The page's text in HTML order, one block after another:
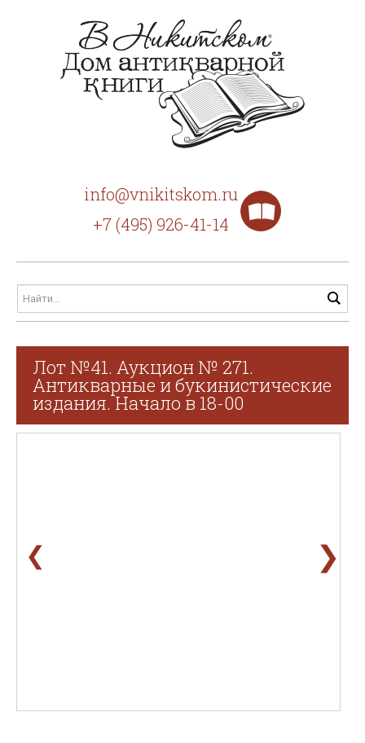
info@vnikitskom.ru
+7 (495) 926-41-14
Лот №41. Аукцион № 271.
Антикварные и букинистические
издания. Начало в 18-00
❮ ❯